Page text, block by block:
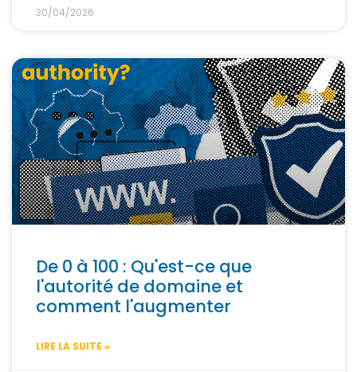
30/04/2026
De 0 à 100 : Qu'est-ce que
l'autorité de domaine et
comment l'augmenter
LIRE LA SUITE »